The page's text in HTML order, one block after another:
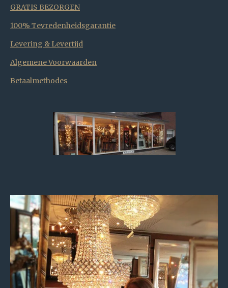
GRATIS BEZORGEN
100% Tevredenheidsgarantie
Levering & Levertijd
Algemene Voorwaarden
Betaalmethodes